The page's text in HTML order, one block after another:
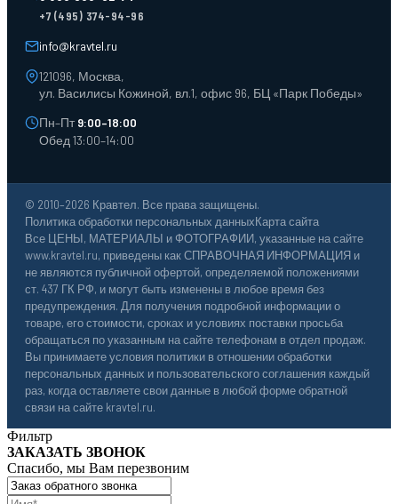
Тара пласт. и металл.
Тележки для склада
+7 (495) 374-94-96
info@kravtel.ru
121096, Москва,
ул. Василисы Кожиной, вл.1, офис 96, БЦ «Парк Победы»
Пн–Пт9:00–18:00
Обед 13:00–14:00
© 2010–2026 Кравтел. Все права защищены.
Политика обработки персональных данныхКарта сайта
Все ЦЕНЫ, МАТЕРИАЛЫ и ФОТОГРАФИИ, указанные на сайте
www.kravtel.ru, приведены как СПРАВОЧНАЯ ИНФОРМАЦИЯ и
не являются публичной офертой, определяемой положениями
ст. 437 ГК РФ, и могут быть изменены в любое время без
предупреждения. Для получения подробной информации о
товаре, его стоимости, сроках и условиях поставки просьба
обращаться по указанным на сайте телефонам в отдел продаж.
Вы принимаете условия политики в отношении обработки
персональных данных и пользовательского соглашения каждый
раз, когда оставляете свои данные в любой форме обратной
связи на сайте kravtel.ru.
Фильтр
ЗАКАЗАТЬ ЗВОНОК
Спасибо, мы Вам перезвоним